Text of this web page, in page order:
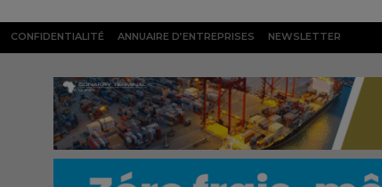
CONFIDENTIALITÉ ANNUAIRE D’ENTREPRISES NEWSLETTER